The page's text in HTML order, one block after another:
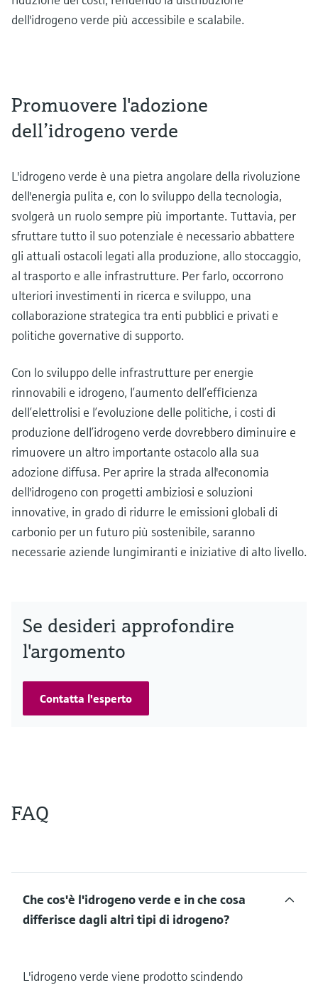
dell'idrogeno verde più accessibile e scalabile.
Promuovere l'adozione
dell’idrogeno verde
L'idrogeno verde è una pietra angolare della rivoluzione
dell'energia pulita e, con lo sviluppo della tecnologia,
svolgerà un ruolo sempre più importante. Tuttavia, per
sfruttare tutto il suo potenziale è necessario abbattere
gli attuali ostacoli legati alla produzione, allo stoccaggio,
al trasporto e alle infrastrutture. Per farlo, occorrono
ulteriori investimenti in ricerca e sviluppo, una
collaborazione strategica tra enti pubblici e privati ​​e
politiche governative di supporto.
Con lo sviluppo delle infrastrutture per energie
rinnovabili e idrogeno, l’aumento dell’efficienza
dell’elettrolisi e l’evoluzione delle politiche, i costi di
produzione dell’idrogeno verde dovrebbero diminuire e
rimuovere un altro importante ostacolo alla sua
adozione diffusa. Per aprire la strada all'economia
dell'idrogeno con progetti ambiziosi e soluzioni
innovative, in grado di ridurre le emissioni globali di
carbonio per un futuro più sostenibile, saranno
necessarie aziende lungimiranti e iniziative di alto livello.
Se desideri approfondire
l'argomento
Contatta l'esperto
FAQ
Che cos'è l'idrogeno verde e in che cosa
differisce dagli altri tipi di idrogeno?
L'idrogeno verde viene prodotto scindendo